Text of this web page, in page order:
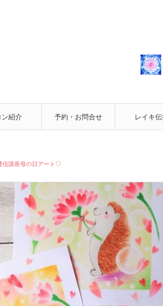
紹介 予約・お問合せ レイキ
信講座母の日アート♡